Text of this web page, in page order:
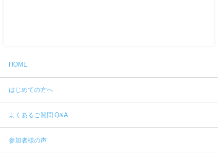
HOME
はじめての方へ
よくあるご質問 Q&A
参加者様の声